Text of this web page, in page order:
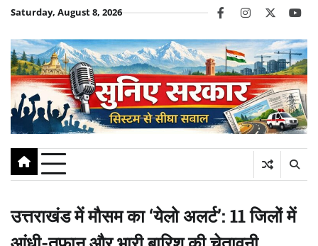
Skip
content
Saturday, August 8, 2026 facebookinstagram
twitter
उत्तराखंड में मौसम का ‘येलो अलर्ट’: 11 जिलों में